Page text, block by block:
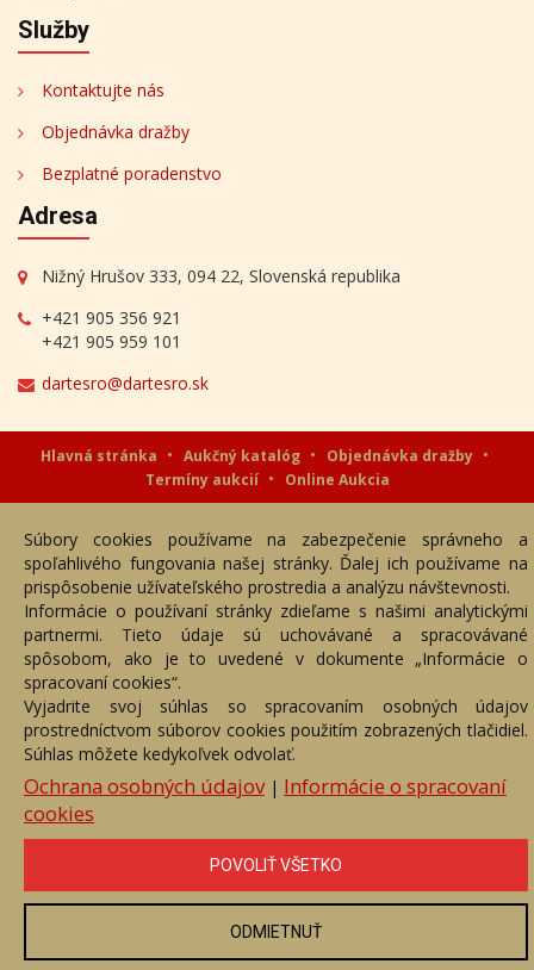
Služby
Kontaktujte nás
Objednávka dražby
Bezplatné poradenstvo
Adresa
Nižný Hrušov 333, 094 22, Slovenská republika
+421 905 356 921
+421 905 959 101
dartesro@dartesro.sk
Hlavná stránka Aukčný katalóg
Objednávka dražby
Termíny aukcií
Online Aukcia
Akékoľvek používanie obrazových a textových súčastí tejto stránky je
podmienené výslovným súhlasom jej vlastníka. Všetky práva sú
vyhradené.
Súbory cookies používame na zabezpečenie správneho a
spoľahlivého fungovania našej stránky. Ďalej ich používame na
prispôsobenie užívateľského prostredia a analýzu návštevnosti.
Informácie o používaní stránky zdieľame s našimi analytickými
partnermi. Tieto údaje sú uchovávané a spracovávané
spôsobom, ako je to uvedené v dokumente „Informácie o
spracovaní cookies“.
Vyjadrite svoj súhlas so spracovaním osobných údajov
prostredníctvom súborov cookies použitím zobrazených tlačidiel.
Súhlas môžete kedykoľvek odvolať.
Ochrana osobných údajov| Informácie o spracovaní
cookies
POVOLIŤ VŠETKO
ODMIETNUŤ